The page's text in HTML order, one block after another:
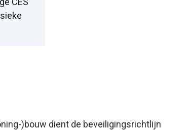
)bouw dient de beveiligingsrichtlijn